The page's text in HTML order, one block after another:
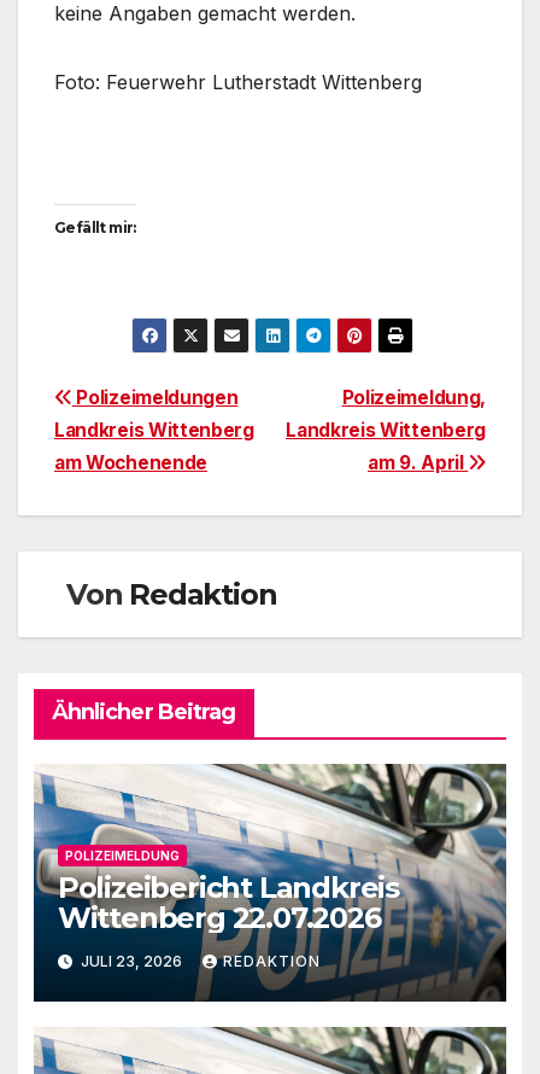
keine Angaben gemacht werden.
Foto: Feuerwehr Lutherstadt Wittenberg
Gefällt mir:
BeitragsnavigationPolizeimeldung,
Landkreis Wittenberg
am 9. April
Polizeimeldungen
Landkreis Wittenberg
am Wochenende
Von Redaktion
Ähnlicher Beitrag
POLIZEIMELDUNG
Polizeibericht Landkreis
Wittenberg 22.07.2026
JULI 23, 2026 REDAKTION